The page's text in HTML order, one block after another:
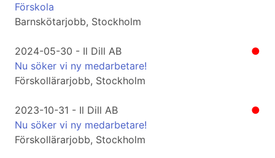
Förskola
Barnskötarjobb, Stockholm
●
2024-05-30 - Il Dill AB
Nu söker vi ny medarbetare!
Förskollärarjobb, Stockholm
●
2023-10-31 - Il Dill AB
Nu söker vi ny medarbetare!
Förskollärarjobb, Stockholm